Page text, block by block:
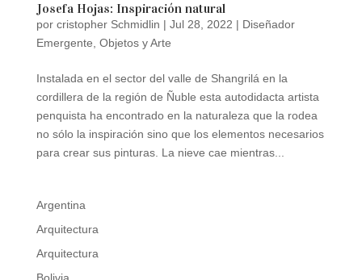
Josefa Hojas: Inspiración natural
por cristopher Schmidlin | Jul 28, 2022 | Diseñador
Emergente Objetos y Arte
Instalada en el sector del valle de Shangrilá en la
cordillera de la región de Ñuble esta autodidacta artista
penquista ha encontrado en la naturaleza que la rodea
no sólo la inspiración sino que los elementos necesarios
para crear sus pinturas. La nieve cae mientras...
Argentina
Arquitectura
Arquitectura